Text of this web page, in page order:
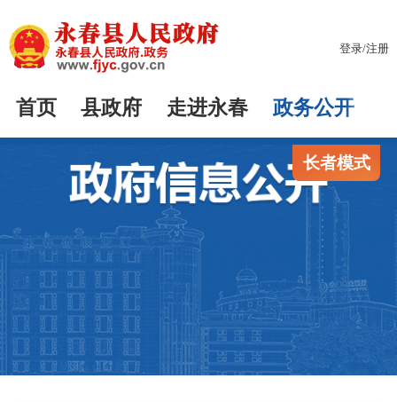
登录/注册
首页 县政府 走进永春 政务公开
长者模式